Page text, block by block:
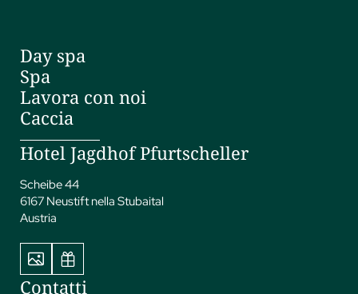
Day spa
Spa
Lavora con noi
Caccia
Hotel Jagdhof Pfurtscheller
Scheibe 44
6167 Neustift nella Stubaital
Austria
Contatti